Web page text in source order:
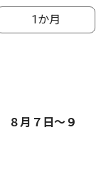
1か月
８月７日〜９